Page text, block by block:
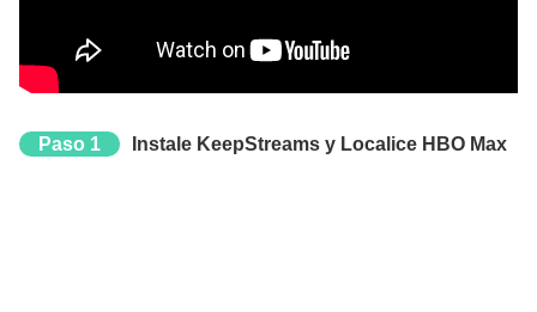
Paso 1 Instale KeepStreams y Localice HBO Max